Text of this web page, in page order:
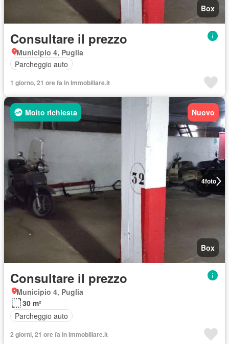
Box
Consultare il prezzo
Municipio 4, Puglia
Parcheggio auto
1 giorno, 21 ore fa in Immobiliare.it
4foto
Molto richiesta Nuovo
Box
Consultare il prezzo
Municipio 4, Puglia
30 m²
Parcheggio auto
2 giorni, 21 ore fa in Immobiliare.it